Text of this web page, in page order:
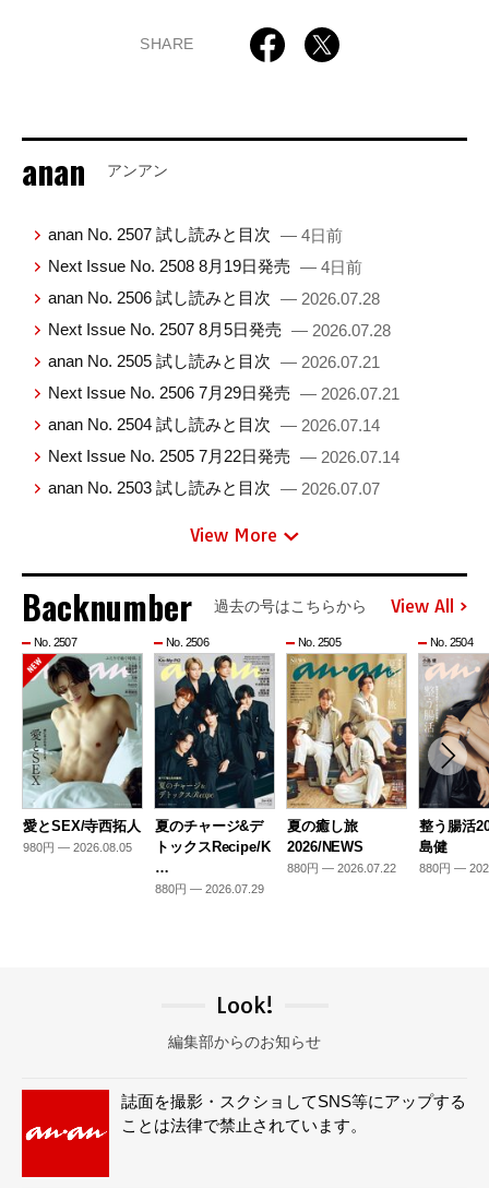
SHARE
anan アンアン
anan No. 2507 試し読みと目次 — 4日前
Next Issue No. 2508 8月19日発売 — 4日前
anan No. 2506 試し読みと目次 — 2026.07.28
Next Issue No. 2507 8月5日発売 — 2026.07.28
anan No. 2505 試し読みと目次 — 2026.07.21
Next Issue No. 2506 7月29日発売 — 2026.07.21
anan No. 2504 試し読みと目次 — 2026.07.14
Next Issue No. 2505 7月22日発売 — 2026.07.14
anan No. 2503 試し読みと目次 — 2026.07.07
View More
Backnumber 過去の号はこちらから View All
No. 2507
愛とSEX/寺西拓人
980円 — 2026.08.05
No. 2506
夏のチャージ&デ
トックスRecipe/K
…
880円 — 2026.07.29
No. 2505
夏の癒し旅
2026/NEWS
880円 — 2026.07.22
No. 2504
整う腸活
島健
880円 —
Look!
編集部からのお知らせ
誌面を撮影・スクショしてSNS等にアップする
ことは法律で禁止されています。